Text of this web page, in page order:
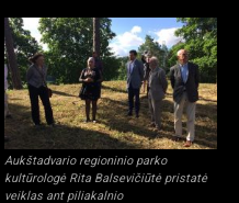
Aukštadvario regioninio parko
kultūrologė Rita Balsevičiūtė pristatė
veiklas ant piliakalnio